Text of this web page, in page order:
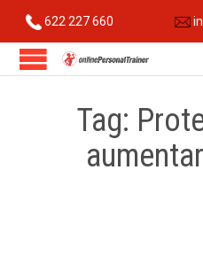
622 227 660
Tag: